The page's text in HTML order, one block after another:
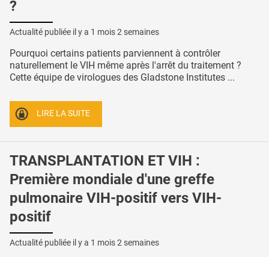
?
Actualité publiée il y a 1 mois 2 semaines
Pourquoi certains patients parviennent à contrôler
naturellement le VIH même après l'arrêt du traitement ?
Cette équipe de virologues des Gladstone Institutes ...
LIRE LA SUITE
TRANSPLANTATION ET VIH :
Première mondiale d'une greffe
pulmonaire VIH-positif vers VIH-
positif
Actualité publiée il y a 1 mois 2 semaines